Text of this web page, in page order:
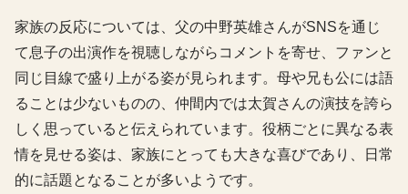
家族の反応については、父の中野英雄さんがSNSを通じ
て息子の出演作を視聴しながらコメントを寄せ、ファンと
同じ目線で盛り上がる姿が見られます。母や兄も公には語
ることは少ないものの、仲間内では太賀さんの演技を誇ら
しく思っていると伝えられています。役柄ごとに異なる表
情を見せる姿は、家族にとっても大きな喜びであり、日常
的に話題となることが多いようです。